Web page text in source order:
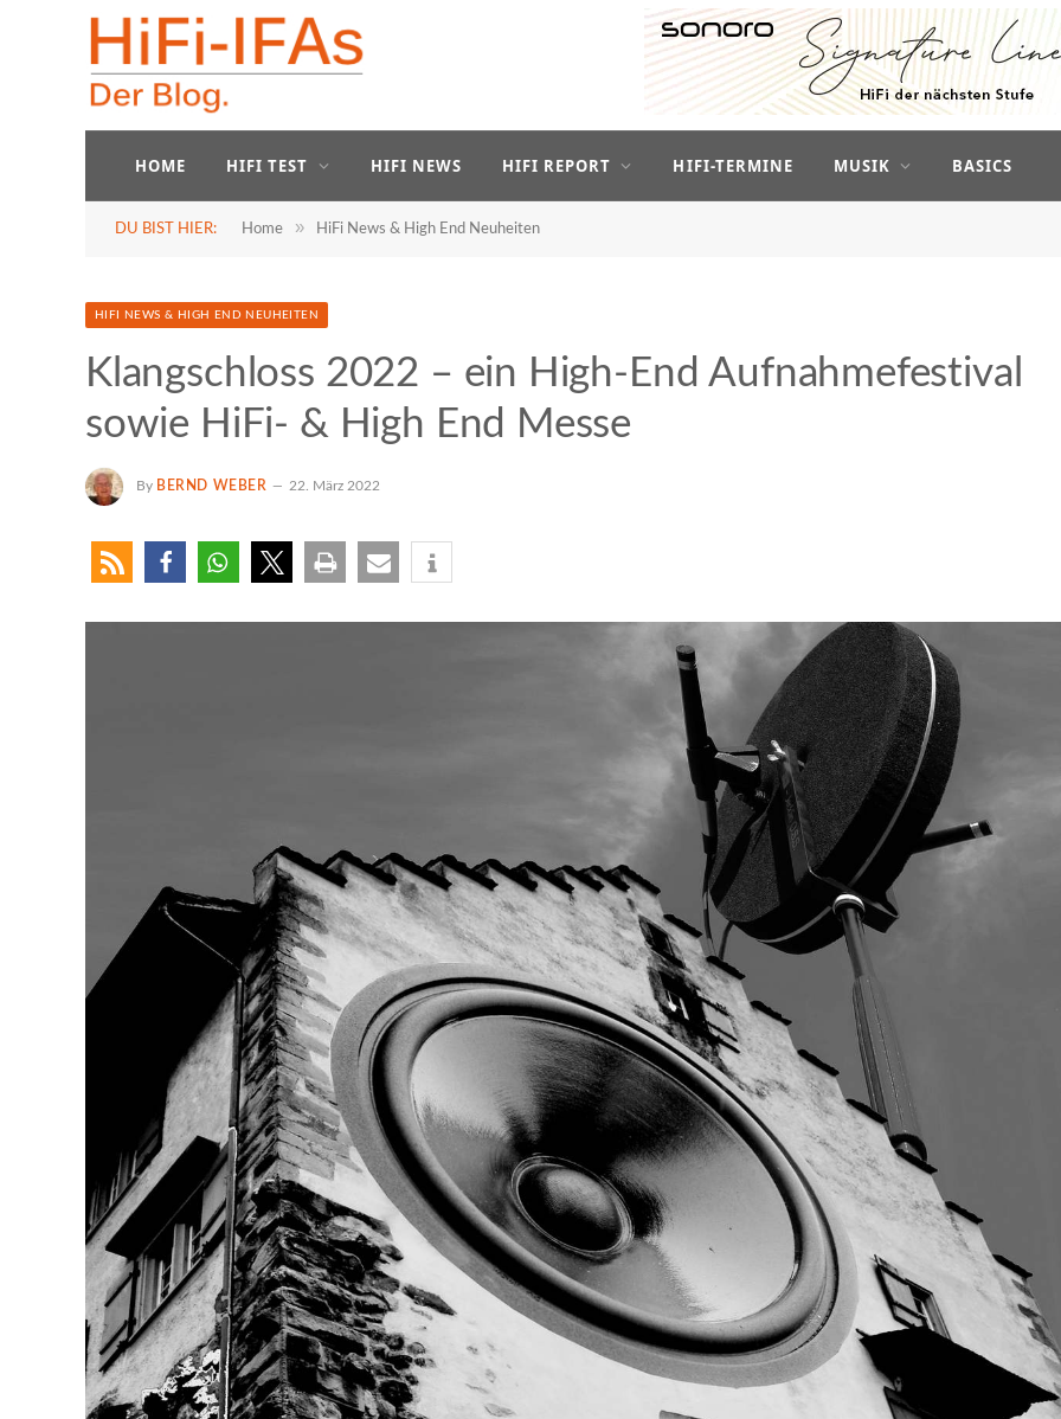
HOME HIFI TEST HIFI NEWS HIFI REPORT HIFI-TERMINE MUSIK BASICS
DU BIST HIER: Home » HiFi News & High End Neuheiten
HIFI NEWS & HIGH END NEUHEITEN
Klangschloss 2022 – ein High-End Aufnahmefestival
sowie HiFi- & High End Messe
By BERND WEBER 22. März 2022